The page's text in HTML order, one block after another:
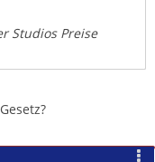
Studios Preise